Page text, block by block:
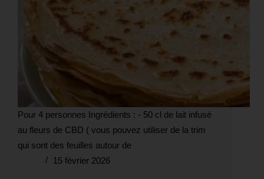
Pour 4 personnes Ingrédients : - 50 cl de lait infusé
au fleurs de CBD ( vous pouvez utiliser de la trim
qui sont des feuilles autour de
15 février 2026